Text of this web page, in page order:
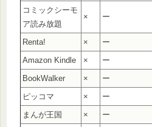
コミックシーモ
ア読み放題
× ー
Renta! ×
ー
Amazon Kindle
×
ー
BookWalker
×
ー
ピッコマ
×
ー
まんが王国
×
ー